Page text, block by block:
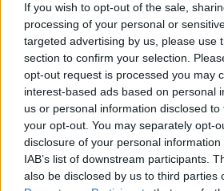
If you wish to opt-out of the sale,
processing of your personal or
targeted advertising by us, please use
section to confirm your selection.
opt-out request is processed you may
interest-based ads based on personal
us or personal information disclosed
your opt-out. You may separately opt-
disclosure of your personal
IAB’s list of downstream participants.
also be disclosed by us to third parties
Som trippelamputerad visste han